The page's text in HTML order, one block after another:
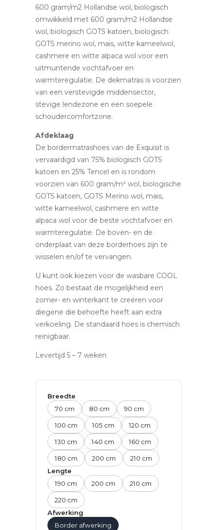
600 gram/m2 Hollandse wol, biologisch
omwikkeld met 600 gram/m2 Hollandse
wol, biologisch GOTS katoen, biologisch
GOTS merino wol, mais, witte kameelwol,
cashmere en witte alpaca wol voor een
uitmuntende vochtafvoer en
warmteregulatie. De dekmatras is voorzien
van een verstevigde middensector,
stevige lendezone en een soepele
schoudercomfortzone.
Afdeklaag
De bordermatrashoes van de Exquisit is
vervaardigd van 75% biologisch GOTS
katoen en 25% Tencel en is rondom
voorzien van 600 gram/m² wol, biologische
GOTS katoen, GOTS Merino wol, mais,
witte kameelwol, cashmere en witte
alpaca wol voor de beste vochtafvoer en
warmteregulatie. De boven- en de
onderplaat van deze borderhoes zijn te
wisselen en/of te vervangen.
U kunt ook kiezen voor de wasbare COOL
hoes. Zo bestaat de mogelijkheid een
zomer- en winterkant te creëren voor
diegene die behoefte heeft aan extra
verkoeling. De standaard hoes is chemisch
reinigbaar.
Levertijd 5 – 7 weken
Breedte
70 cm
80 cm 90 cm
100 cm 105 cm 120 cm
130 cm 140 cm 160 cm
180 cm 200 cm
210 cm
Lengte
190 cm
200 cm 210 cm
220 cm
Afwerking
Border afwerking